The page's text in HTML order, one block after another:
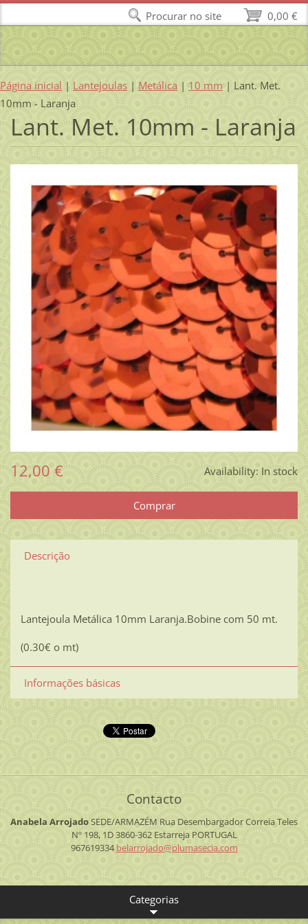
Página inicial | Lantejoulas | Metálica | 10 mm | Lant. Met.
10mm - Laranja
Lant. Met. 10mm - Laranja
Availability: In stock
12,00 €
Descrição
Lantejoula Metálica 10mm Laranja.Bobine com 50 mt.
(0.30€ o mt)
Informações básicas
Contacto
Anabela ArrojadoSEDE/ARMAZÉM Rua Desembargador Correia Teles
Nº 198, 1D3860-362 Estarreja PORTUGAL
967619334belarrojado@plumasecia.com
Categorias
0,00 €
Procurar no site